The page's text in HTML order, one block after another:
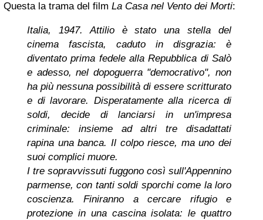
Questa la trama del film La Casa nel Vento dei Morti:
Italia, 1947. Attilio è stato una stella del
cinema fascista, caduto in disgrazia: è
diventato prima fedele alla Repubblica di Salò
e adesso, nel dopoguerra "democrativo", non
ha più nessuna possibilità di essere scritturato
e di lavorare. Disperatamente alla ricerca di
soldi, decide di lanciarsi in un'impresa
criminale: insieme ad altri tre disadattati
rapina una banca. Il colpo riesce, ma uno dei
suoi complici muore.
I tre sopravvissuti fuggono così sull'Appennino
parmense, con tanti soldi sporchi come la loro
coscienza. Finiranno a cercare rifugio e
protezione in una cascina isolata: le quattro